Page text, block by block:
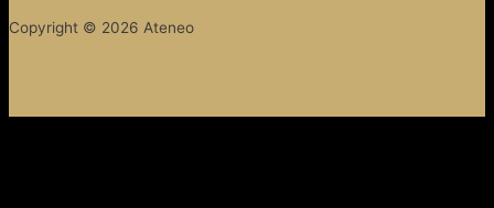
Copyright © 2026 Ateneo